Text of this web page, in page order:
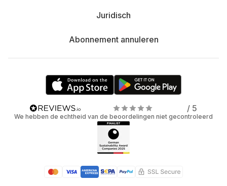
Juridisch
Abonnement annuleren
/ 5
We hebben de echtheid van de beoordelingen niet gecontroleerd